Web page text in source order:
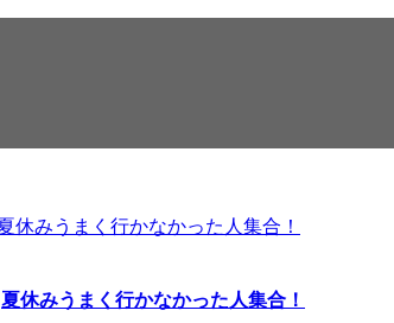
夏休みうまく行かなかった人集合！